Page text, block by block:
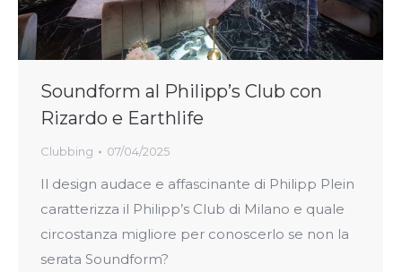
Soundform al Philipp’s Club con
Rizardo e Earthlife
Clubbing 07/04/2025
Il design audace e affascinante di Philipp Plein
caratterizza il Philipp’s Club di Milano e quale
circostanza migliore per conoscerlo se non la
serata Soundform?